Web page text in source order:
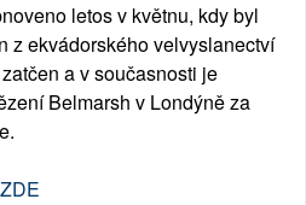
letos v květnu, kdy byl
z ekvádorského velvyslanectví
a v současnosti je
Belmarsh v Londýně za
ZDE